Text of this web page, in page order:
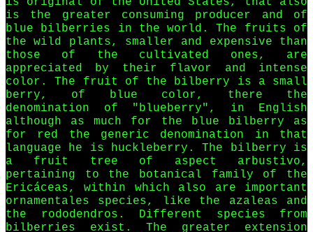
is the greater consuming producer and of
blue bilberries in the world. The fruits of
the wild plants, smaller and expensive than
those of the cultivated ones, are
appreciated by their flavor and intense
color. The fruit of the bilberry is a small
berry, of blue color, there the
denomination of "blueberry", in English
although as much for the blue bilberry as
for red the generic denomination in that
language he is huckleberry. The bilberry is
a fruit tree of aspect arbustivo,
pertaining to the botanical family of the
Ericáceas, within which also are important
ornamentales species, like the azaleas and
the rododendros. Different species from
bilberries exist. The greater extension